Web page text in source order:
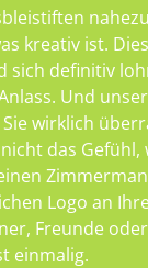
kreativ ist.
sich definitiv
Und
wirklich
das Gefühl,
Logo an
Freunde
einmalig.